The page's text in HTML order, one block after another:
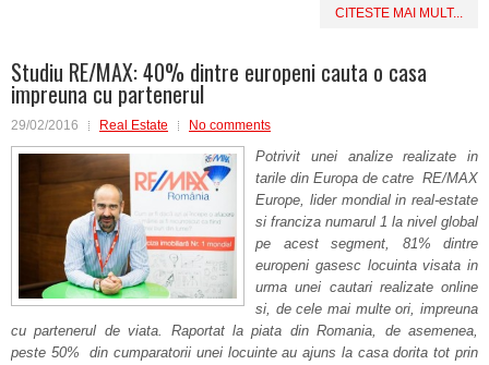
CITESTE MAI MULT...
Studiu RE/MAX: 40% dintre europeni cauta o casa
impreuna cu partenerul
29/02/2016 Real Estate No comments
Potrivit unei analize realizate in
tarile din Europa de catre RE/MAX
Europe, lider mondial in real-estate
si franciza numarul 1 la nivel global
pe acest segment, 81% dintre
europeni gasesc locuinta visata in
urma unei cautari realizate online
si, de cele mai multe ori, impreuna
cu partenerul de viata. Raportat la piata din Romania, de asemenea,
peste 50% din cumparatorii unei locuinte au ajuns la casa dorita tot prin